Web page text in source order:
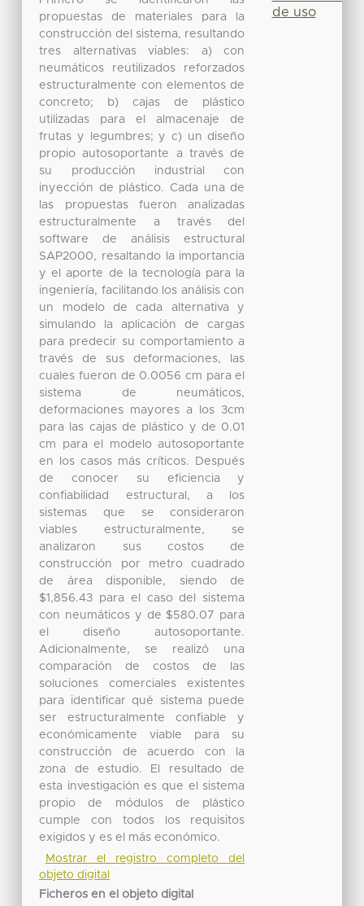
propuestas de materiales para la
construcción del sistema, resultando
tres alternativas viables: a) con
neumáticos reutilizados reforzados
estructuralmente con elementos de
concreto; b) cajas de plástico
utilizadas para el almacenaje de
frutas y legumbres; y c) un diseño
propio autosoportante a través de
su producción industrial con
inyección de plástico. Cada una de
las propuestas fueron analizadas
estructuralmente a través del
software de análisis estructural
SAP2000, resaltando la importancia
y el aporte de la tecnología para la
ingeniería, facilitando los análisis con
un modelo de cada alternativa y
simulando la aplicación de cargas
para predecir su comportamiento a
través de sus deformaciones, las
cuales fueron de 0.0056 cm para el
sistema de neumáticos,
deformaciones mayores a los 3cm
para las cajas de plástico y de 0.01
cm para el modelo autosoportante
en los casos más críticos. Después
de conocer su eficiencia y
confiabilidad estructural, a los
sistemas que se consideraron
viables estructuralmente, se
analizaron sus costos de
construcción por metro cuadrado
de área disponible, siendo de
$1,856.43 para el caso del sistema
con neumáticos y de $580.07 para
el diseño autosoportante.
Adicionalmente, se realizó una
comparación de costos de las
soluciones comerciales existentes
para identificar qué sistema puede
ser estructuralmente confiable y
económicamente viable para su
construcción de acuerdo con la
zona de estudio. El resultado de
esta investigación es que el sistema
propio de módulos de plástico
cumple con todos los requisitos
exigidos y es el más económico.
Mostrar el registro completo del
objeto digital
Ficheros en el objeto digital
de uso